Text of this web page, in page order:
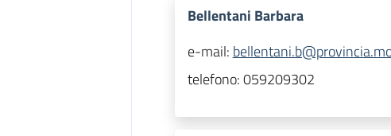
Bellentani Barbara
e-mail:
telefono:059209302